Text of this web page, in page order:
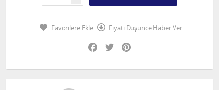
Favorilere Ekle
Fiyatı Düşünce Haber Ver
Facebook
Twitter